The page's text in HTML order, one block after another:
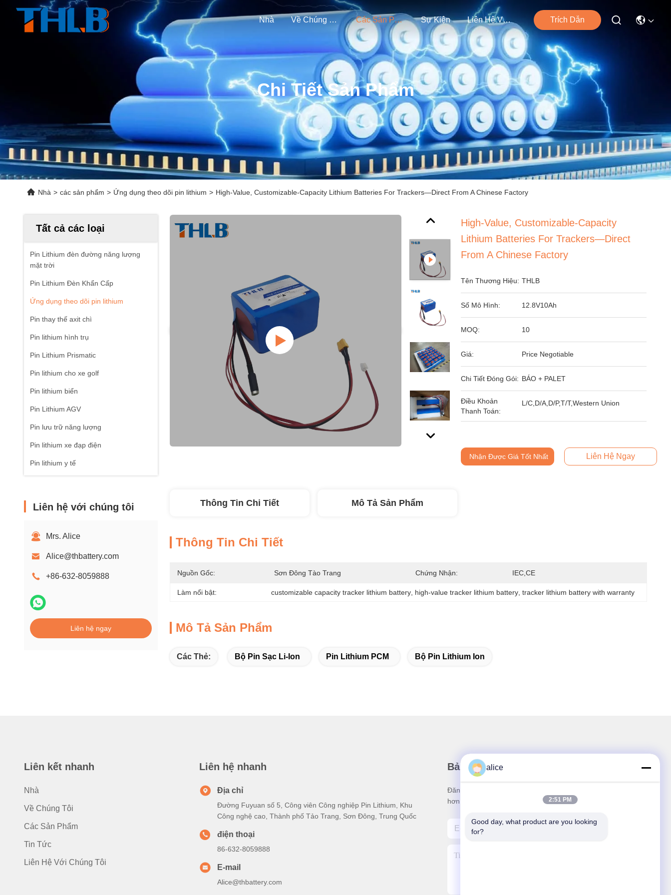
Nhà Về Chúng Tôi Các Sản Phẩm Sự Kiện Liên Hệ Với Chúng Tôi Trích Dẫn
Chi Tiết Sản Phẩm
Nhà > các sản phẩm > Ứng dụng theo dõi pin lithium > High-Value, Customizable-Capacity Lithium Batteries For Trackers—Direct From A Chinese Factory
Tất cả các loại
Pin Lithium đèn đường năng lượng
mặt trời
Pin Lithium Đèn Khẩn Cấp
Ứng dụng theo dõi pin lithium
Pin thay thế axit chì
Pin lithium hình trụ
Pin Lithium Prismatic
Pin lithium cho xe golf
Pin lithium biển
Pin Lithium AGV
Pin lưu trữ năng lượng
Pin lithium xe đạp điện
Pin lithium y tế
Liên hệ với chúng tôi
Mrs. Alice
Alice@thbattery.com
+86-632-8059888
Liên hệ ngay
High-Value, Customizable-Capacity
Lithium Batteries For Trackers—Direct
From A Chinese Factory
Tên Thương Hiệu: THLB
Số Mô Hình: 12.8V10Ah
MOQ: 10
Giá: Price Negotiable
Chi Tiết Đóng Gói: BÁO + PALET
Điều Khoản
Thanh Toán:
L/C,D/A,D/P,T/T,Western Union
Nhận Được Giá Tốt Nhất Liên Hệ Ngay
Thông Tin Chi Tiết Mô Tả Sản Phẩm
Thông Tin Chi Tiết
Nguồn Gốc: Sơn Đông Tào Trang Chứng Nhận: IEC,CE
Làm nổi bật: customizable capacity tracker lithium battery high-value tracker lithium battery , tracker lithium battery with warranty
Mô Tả Sản Phẩm
Các Thẻ: Bộ Pin Sạc Li-Ion Pin Lithium PCM Bộ Pin Lithium Ion
Liên kết nhanh
Nhà
Về Chúng Tôi
Các Sản Phẩm
Tin Tức
Liên Hệ Với Chúng Tôi
Liên hệ nhanh
Địa chỉ
Đường Fuyuan số 5, Công viên Công nghiệp Pin Lithium, Khu
Công nghệ cao, Thành phố Tảo Trang, Sơn Đông, Trung Quốc
điện thoại
86-632-8059888
E-mail
Alice@thbattery.com
Bản tin của chúng tôi
Đăng ký nhận bản tin của chúng tôi để được giảm giá và nhiều
hơn nữa.
alice
2:51 PM
Good day, what product are you looking
for?